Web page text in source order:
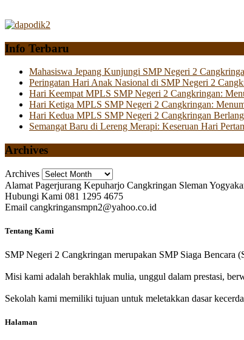
Info Terbaru
Mahasiswa Jepang Kunjungi SMP Negeri 2
Peringatan Hari Anak Nasional di SMP Negeri 2
Hari Keempat MPLS SMP Negeri 2 Cangkringan:
Hari Ketiga MPLS SMP Negeri 2 Cangkringan:
Hari Kedua MPLS SMP Negeri 2 Cangkringan
Semangat Baru di Lereng Merapi: Keseruan Hari
Archives
Archives
Alamat Pagerjurang Kepuharjo Cangkringan Sleman
Hubungi Kami 081 1295 4675
Email cangkringansmpn2@yahoo.co.id
Tentang Kami
SMP Negeri 2 Cangkringan merupakan SMP Siaga
Misi kami adalah berakhlak mulia, unggul dalam prestasi,
Sekolah kami memiliki tujuan untuk meletakkan dasar
Halaman